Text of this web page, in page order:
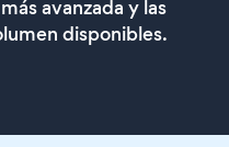
avanzada y las
disponibles.